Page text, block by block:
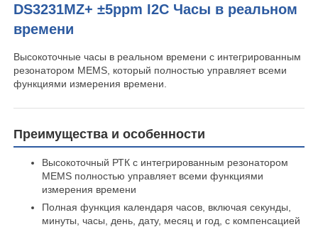
Домой
Продукты
Видеозаписи
О нас
DS3231MZ+ ±5ppm I2C Часы в реальном
времени
Высокоточные часы в реальном времени с интегрированным
резонатором MEMS, который полностью управляет всеми
функциями измерения времени.
Преимущества и особенности
Высокоточный РТК с интегрированным резонатором
MEMS полностью управляет всеми функциями
измерения времени
Полная функция календаря часов, включая секунды,
минуты, часы, день, дату, месяц и год, с компенсацией